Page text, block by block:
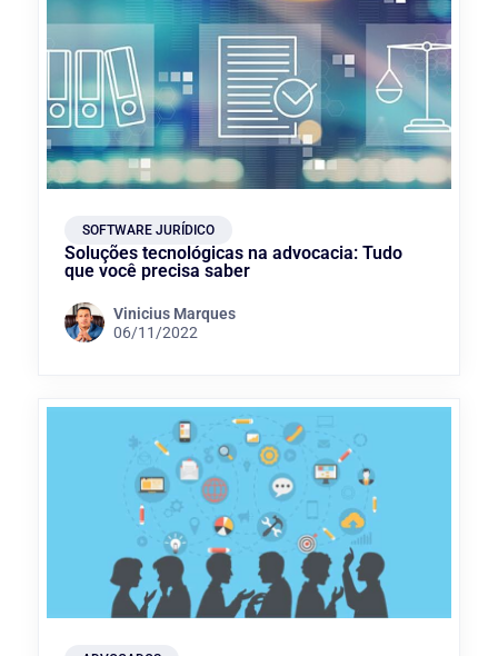
SOFTWARE JURÍDICO
Soluções tecnológicas na advocacia: Tudo
que você precisa saber
Vinicius Marques
06/11/2022